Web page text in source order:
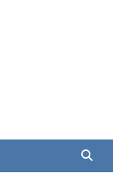
война
в Новороссии, ДНР,